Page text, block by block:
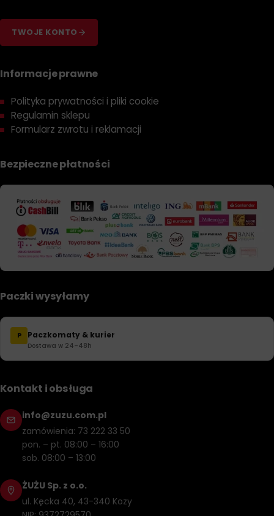
TWOJE KONTO
Informacje prawne
Polityka prywatności i pliki cookie
Regulamin sklepu
Formularz zwrotu i reklamacji
Bezpieczne płatności
Paczki wysyłamy
P Paczkomaty & kurier
Dostawa w 24–48h
Kontakt i obsługa
info@zuzu.com.pl
zamówienia: 73 222 33 50
pon. – pt. 08:00 – 16:00
sob. 08:00 – 13:00
ŻUŻU Sp. z o.o.
ul. Kęcka 40, 43-340 Kozy